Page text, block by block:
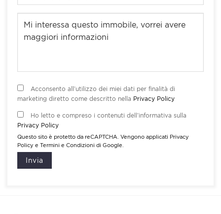
Acconsento all’utilizzo dei miei dati per finalità di
marketing diretto come descritto nella Privacy Policy
Ho letto e compreso i contenuti dell’informativa sulla
Privacy Policy
Questo sito è protetto da reCAPTCHA. Vengono applicati Privacy
Policy e Termini e Condizioni di Google.
Invia